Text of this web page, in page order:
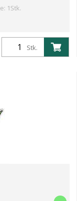
1Stk.
Stk.